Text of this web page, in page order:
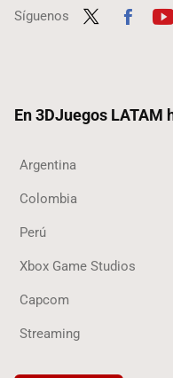
Síguenos
En 3DJuegos LATAM
Argentina
Colombia
Perú
Xbox Game Studios
Capcom
Streaming